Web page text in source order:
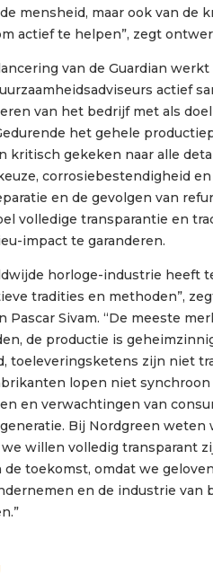
mensheid, maar ook van de
actief te helpen”, zegt
van de Guardian
actief
van het bedrijf met als
het gehele
kritisch gekeken naar alle
corrosiebestendigheid
en de gevolgen van
volledige transparantie en
impact te garanderen.
horloge-industrie heeft
tradities en methoden”,
Pascar Sivam. “De meeste
de productie is
toeleveringsketens zijn niet
lopen niet
en verwachtingen van
Bij Nordgreen weten
we willen volledig transparant
de toekomst, omdat we
en de industrie van